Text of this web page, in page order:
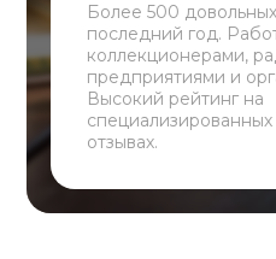
Более 500
последний год.
коллекционерами,
предприятиями и
Высокий рейтинг на
отзывах.